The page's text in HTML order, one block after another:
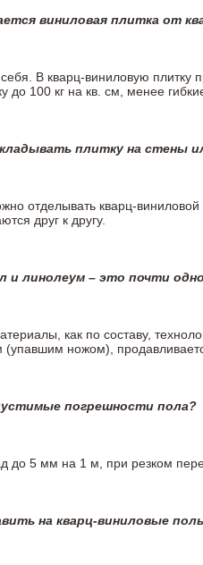
виниловая плитка от
В кварц-виниловую
до 100 кг на кв. см, менее
плитку на стены
отделывать кварц-
друг к другу.
и линолеум – это почти
как по составу,
ножом),
погрешности пола?
до 5 мм на 1 м, при резком
на кварц-виниловые